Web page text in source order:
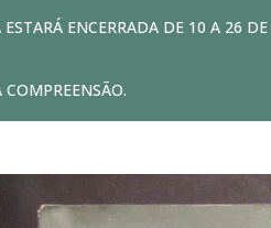
ESTARÁ ENCERRADA DE 10 A 26
COMPREENSÃO.